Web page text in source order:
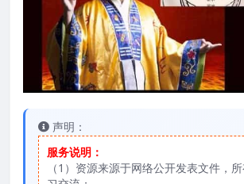
声明：
服务说明：
（1）资源来源于网络公开发表文件，